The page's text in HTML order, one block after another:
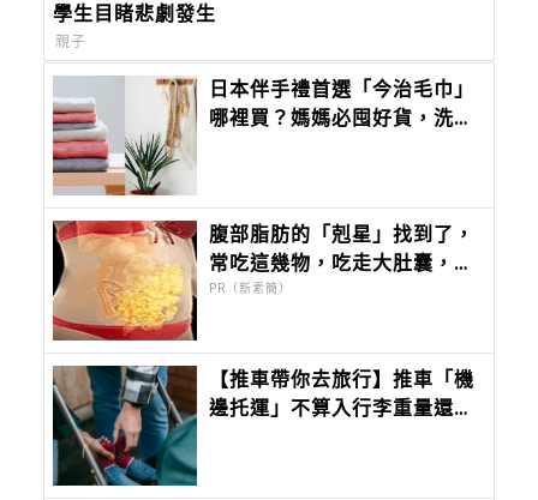
學生目睹悲劇發生
親子
日本伴手禮首選「今治毛巾」
哪裡買？媽媽必囤好貨，洗過
腹部脂肪的「剋星」找到了，
常吃這幾物，吃走大肚囊，瘦
出小蠻腰
PR（新素簡）
【推車帶你去旅行】推車「機
邊托運」不算入行李重量還能